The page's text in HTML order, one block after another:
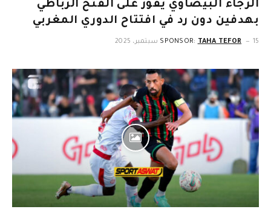
الرجاء البيضاوي يفوز على الفتح الرباطي
بهدفين دون رد في افتتاح الدوري المغربي
SPONSOR: TAHA TEFOR 15 سبتمبر، 2025